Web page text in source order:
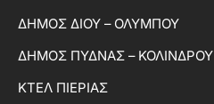
ΔΗΜΟΣ ΔΙΟΥ – ΟΛΥΜΠΟΥ
ΔΗΜΟΣ ΠΥΔΝΑΣ – ΚΟΛΙΝΔΡΟΥ
ΚΤΕΛ ΠΙΕΡΙΑΣ